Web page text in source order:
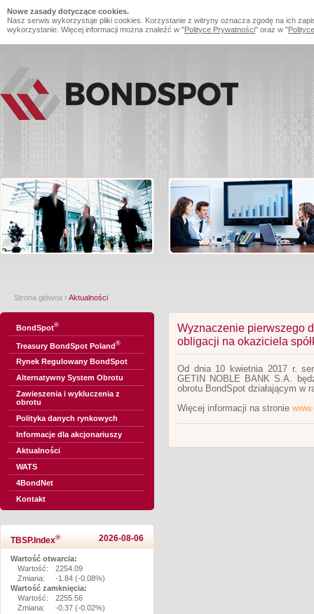
Nowe zasady dotyczące cookies.
Nasz serwis wykorzystuje pliki cookies. Korzystanie z witryny oznacza zgodę na ich
wykorzystanie. Więcej informacji można znaleźć w "Polityce Prywatności" oraz w "
Strona główna › Aktualności
BondSpot®
Treasury BondSpot Poland®
Rynek Regulowany BondSpot
Alternatywny System Obrotu
Zawieszenia i wykluczenia z
obrotu
Polityka danych rynkowych
Informacje dla akcjonariuszy
Aktualności
WATS
4BondNet
Kontakt
TBSP.Index® 2026-08-06
Wartość otwarcia:
Wartość:
2254.09
Zmiana:
-1.84 (-0.08%)
Wartość zamknięcia:
Wartość:
2255.56
Zmiana:
-0.37 (-0.02%)
Wyznaczenie pierwszego
obligacji na okaziciela
Od dnia 10 kwietnia 2017 r.
GETIN NOBLE BANK S.A.
obrotu BondSpot działającym w
Więcej informacji na stronie